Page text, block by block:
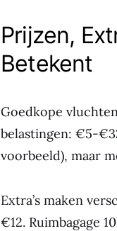
Prijzen,
Betekent
Goedkope
belastingen: €5-
voorbeeld), maar
Extra’s maken
€12. Ruimbagage